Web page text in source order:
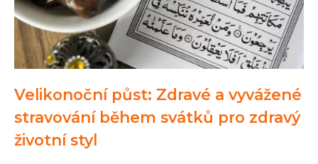
Velikonoční půst: Zdravé a vyvážené
stravování během svátků pro zdravý
životní styl